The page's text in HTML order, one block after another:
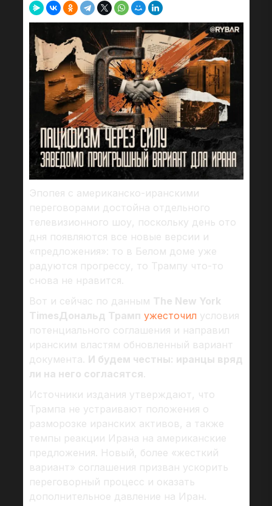
Эпопея с американско-иранскими
переговорами достойна отдельного
телевизионного шоу, поскольку день ото
дня появляются все новые версии и
«предложения»: то в Белом доме уже
радуются прогрессу, то Трампу что-то
снова не нравится.
Вот и сейчас по данным The New York
TimesДональд Трамп ужесточил условия
потенциального соглашения и направил
иранским властям обновленный вариант
документа. И будем честны: иранцы вряд
ли на него согласятся.
Источники издания утверждают, что
Трампа не устраивают положения о
разморозке иранских активов, а также
темпы реакции Ирана на американские
предложения. Новый, более «жесткий
вариант» соглашения призван ускорить
переговорный процесс и оказать
дополнительное давление на Иран.